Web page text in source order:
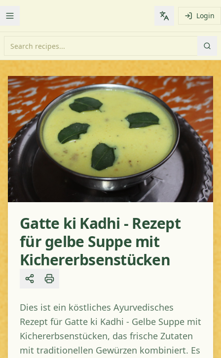
Toggle Menu Change Login
Gatte ki Kadhi - Rezept
für gelbe Suppe mit
Kichererbsenstücken
Share
Dies ist ein köstliches Ayurvedisches
Rezept für Gatte ki Kadhi - Gelbe Suppe mit
Kichererbsenstücken, das frische Zutaten
mit traditionellen Gewürzen kombiniert. Es